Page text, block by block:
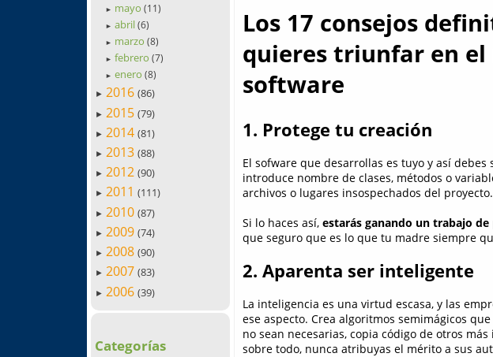
► mayo(11)
► abril(6)
► marzo(8)
► febrero(7)
► enero(8)
► 2016 (86)
► 2015 (79)
► 2014 (81)
► 2013 (88)
► 2012 (90)
► 2011 (111)
► 2010 (87)
► 2009 (74)
► 2008 (90)
► 2007 (83)
► 2006 (39)
Categorías
Los 17 consejos
quieres triunfar en
software
1. Protege tu creación
El sofware que desarrollas es tuyo y así
introduce nombre de clases, métodos o
archivos o lugares insospechados del
Si lo haces así, estarás ganando un trabajo de
que seguro que es lo que tu madre siempre
2. Aparenta ser inteligente
La inteligencia es una virtud escasa, y las
ese aspecto. Crea algoritmos semimágicos
no sean necesarias, copia código de otros
sobre todo, nunca atribuyas el mérito a sus